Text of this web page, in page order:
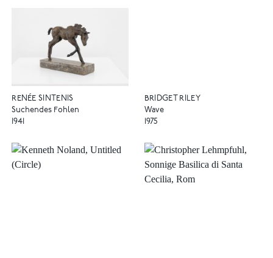
RENÉE SINTENIS
Suchendes Fohlen
1941
BRIDGET RILEY
Wave
1975